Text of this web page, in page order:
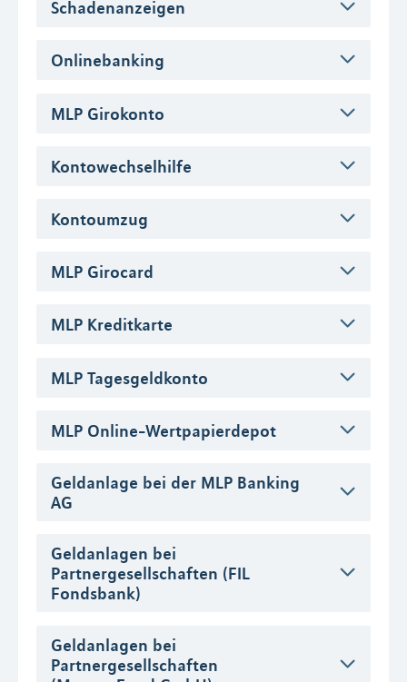
Schadenanzeigen
Onlinebanking
MLP Girokonto
Kontowechselhilfe
Kontoumzug
MLP Girocard
MLP Kreditkarte
MLP Tagesgeldkonto
MLP Online-Wertpapierdepot
Geldanlage bei der MLP Banking
AG
Geldanlagen bei
Partnergesellschaften (FIL
Fondsbank)
Geldanlagen bei
Partnergesellschaften